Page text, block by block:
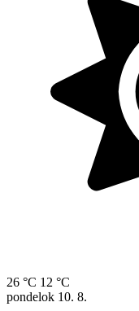
26 °C 12 °C
pondelok 10. 8.